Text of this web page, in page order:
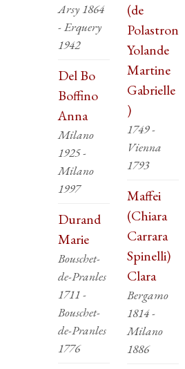
Arsy 1864
- Erquery
1942
Del Bo
Boffino
Anna
Milano
1925 -
Milano
1997
Durand
Marie
Bouschet-
de-Pranles
1711 -
Bouschet-
de-Pranles
1776
(de
Polastron
Yolande
Martine
Gabrielle
)
1749 -
Vienna
1793
Maffei
(Chiara
Carrara
Spinelli)
Clara
Bergamo
1814 -
Milano
1886